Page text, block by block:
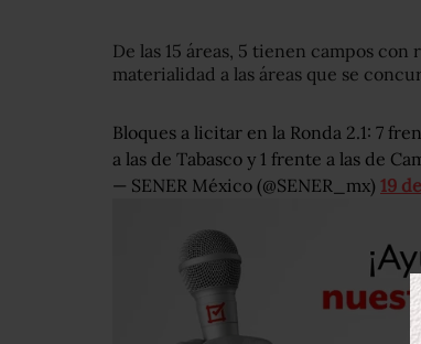
De las 15 áreas, 5 tienen campos
materialidad a las áreas que se
Bloques a licitar en la Ronda 2.1: 7
a las de Tabasco y 1 frente a las de
— SENER México (@SENER_mx) 19